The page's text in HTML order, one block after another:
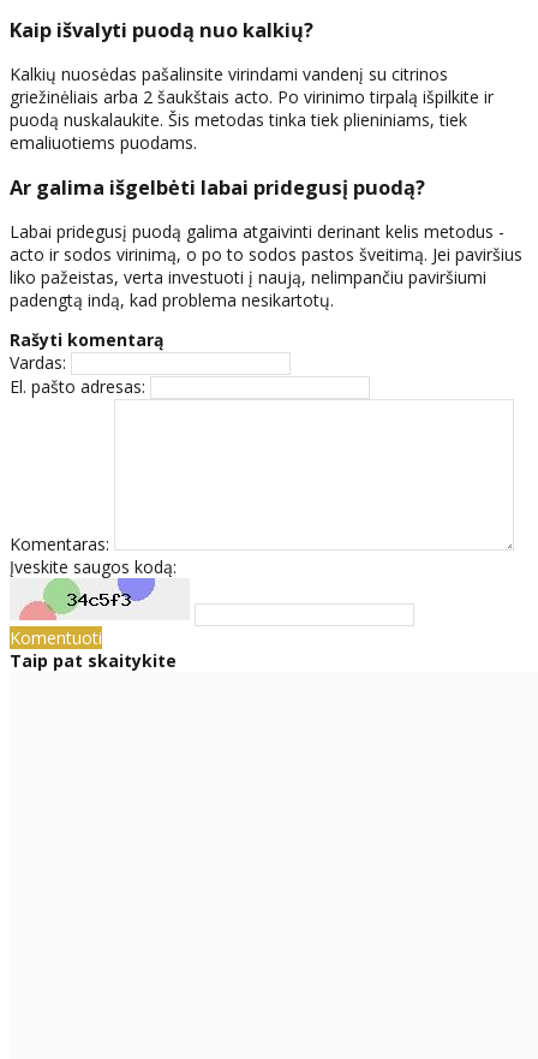
Kaip išvalyti puodą nuo kalkių?
Kalkių nuosėdas pašalinsite virindami vandenį su citrinos
griežinėliais arba 2 šaukštais acto. Po virinimo tirpalą išpilkite ir
puodą nuskalaukite. Šis metodas tinka tiek plieniniams, tiek
emaliuotiems puodams.
Ar galima išgelbėti labai pridegusį puodą?
Labai pridegusį puodą galima atgaivinti derinant kelis metodus -
acto ir sodos virinimą, o po to sodos pastos šveitimą. Jei paviršius
liko pažeistas, verta investuoti į naują, nelimpančiu paviršiumi
padengtą indą, kad problema nesikartotų.
Rašyti komentarą
Vardas:
El. pašto adresas:
Komentaras:
Įveskite saugos kodą:
Komentuoti
Taip pat skaitykite